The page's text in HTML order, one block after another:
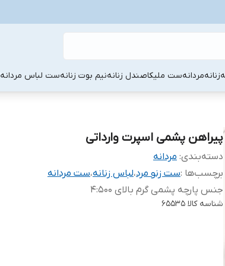
زنانهمردانهست ملیکاصندل زنانهنیم بوت زنانهست لباس مردانه
پیراهن پشمی اسپرت وارداتی
دسته‌بندی: مردانه
برچسب‌ها :ست زنو مرد،لباس زنانه،ست مردانه
جنس پارچه پشمی گرم بالای ۵۰۰
:۴
شناسه کالا ۶۵۵۳۵